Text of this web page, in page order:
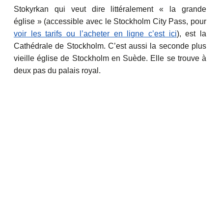
Stokyrkan qui veut dire littéralement « la grande
église » (accessible avec le Stockholm City Pass, pour
voir les tarifs ou l’acheter en ligne c’est ici), est la
Cathédrale de Stockholm. C’est aussi la seconde plus
vieille église de Stockholm en Suède. Elle se trouve à
deux pas du palais royal.